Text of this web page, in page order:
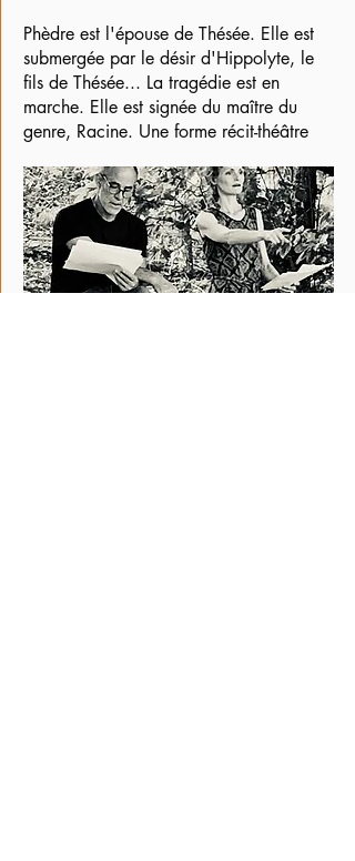
Phèdre est l'épouse de Thésée. Elle est
submergée par le désir d'Hippolyte, le
fils de Thésée... La tragédie est en
marche. Elle est signée du maître du
genre, Racine. Une forme récit-théâtre